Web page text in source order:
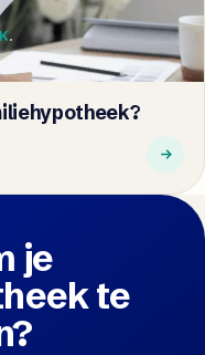
je
te